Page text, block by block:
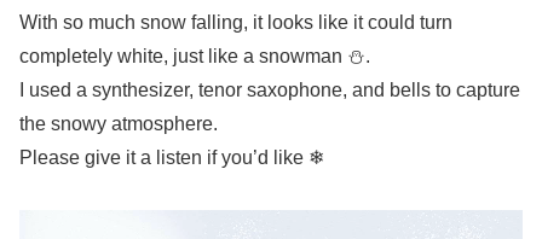
With so much snow falling, it looks like it could turn
completely white, just like a snowman ⛄.
I used a synthesizer, tenor saxophone, and bells to capture
the snowy atmosphere.
Please give it a listen if you’d like ❄